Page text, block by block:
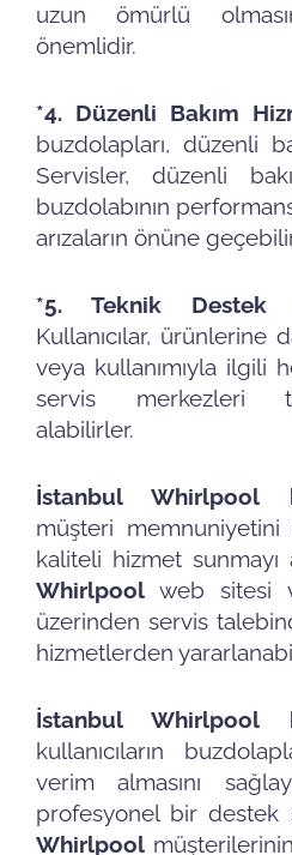
uzun ömürlü
önemlidir.
*4. Düzenli Bakım
buzdolapları, düzenli
Servisler, düzenli
buzdolabının
arızaların önüne
*5. Teknik Destek
Kullanıcılar, ürünlerine
veya kullanımıyla ilgili
servis merkezleri
alabilirler.
İstanbul Whirlpool
müşteri
kaliteli hizmet sunmayı
Whirlpoolweb sitesi
üzerinden servis
hizmetlerden
İstanbul Whirlpool
kullanıcıların
verim almasını
profesyonel bir destek
Whirlpool